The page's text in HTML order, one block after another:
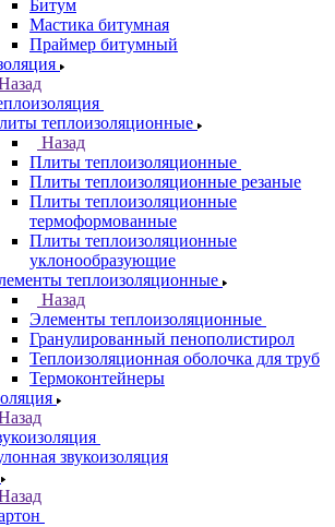
Битум
Мастика битумная
Праймер битумный
теплоизоляционные
Назад
Плиты теплоизоляционные
Плиты теплоизоляционные резаные
Плиты теплоизоляционные
термоформованные
Плиты теплоизоляционные
уклонообразующие
теплоизоляционные
Назад
Элементы теплоизоляционные
Гранулированный пенополистирол
Теплоизоляционная оболочка для труб
Термоконтейнеры
звукоизоляция